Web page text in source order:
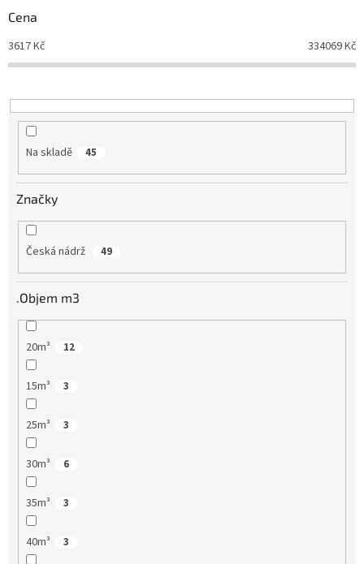
r
o
d
u
t
ů
Cena
3617Kč 334069Kč
Na skladě 45
Značky
Česká nádrž 49
.Objem m3
20m³ 12
15m³ 3
25m³ 3
30m³ 6
35m³ 3
40m³ 3